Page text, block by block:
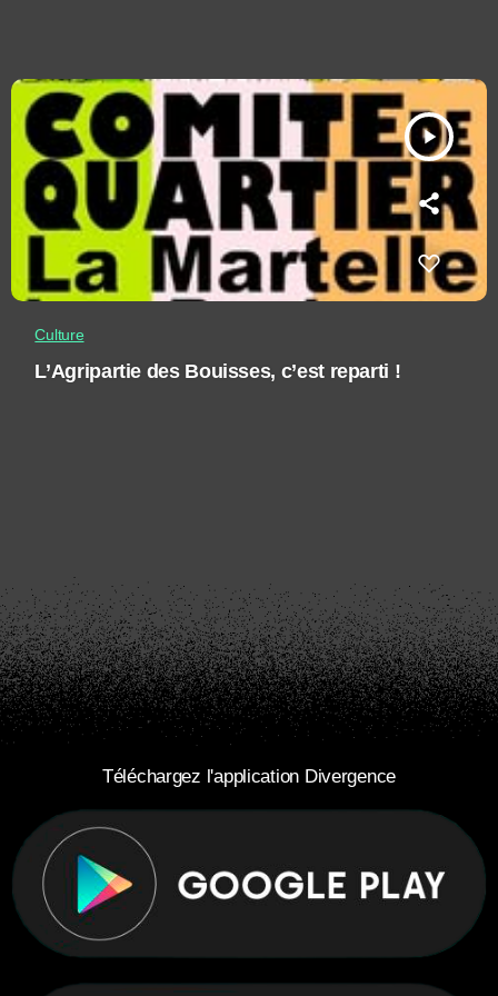
play_arrow
Culture
L’Agripartie des Bouisses, c’est reparti !
Téléchargez l'application Divergence